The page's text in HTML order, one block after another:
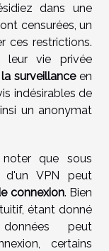
dans une
censurées, un
ces restrictions.
leur vie privée
surveillanceen
indésirables de
un anonymat
que sous
d'un VPN peut
connexion. Bien
étant donné
peut
certains